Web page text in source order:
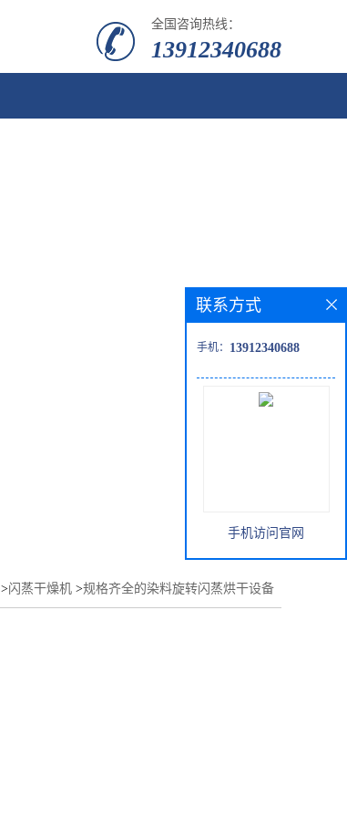
全国咨询热线：
13912340688
>闪蒸干燥机 >规格齐全的染料旋转闪蒸烘干设备
联系方式
手机： 13912340688
手机访问官网